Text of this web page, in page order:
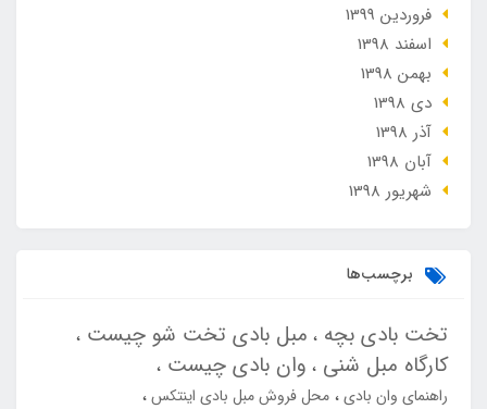
فروردین 1399
اسفند 1398
بهمن 1398
دی 1398
آذر 1398
آبان 1398
شهریور 1398
برچسب‌ها
تخت بادی بچه مبل بادی تخت شو چیست
کارگاه مبل شنی وان بادی چیست
راهنمای وان بادی محل فروش مبل بادی اینتکس